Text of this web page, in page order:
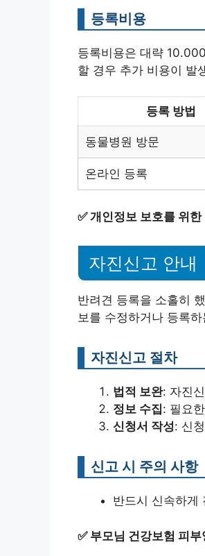
등록비용
등록비용은 대략
할 경우 추가 비용이 발
등록 방법
동물병원 방문
온라인 등록
✅개인정보 보호를 위
자진신고 안내
반려견 등록을 소홀히
보를 수정하거나 등록
자진신고 절차
법적 보완: 자진
정보 수집: 필요
신청서 작성: 신
신고 시 주의 사항
반드시 신속하게
✅ 부모님 건강보험 피